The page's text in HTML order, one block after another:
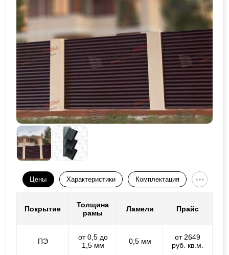
Цены Характеристики Комплектация
Покрытие
Толщина
рамы
Ламели Прайс
ПЭ
от 0,5 до
1,5 мм
0,5 мм
от 2649
руб. кв.м.